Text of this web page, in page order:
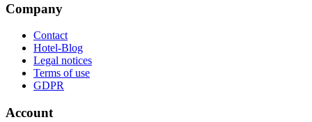
Company
Contact
Hotel-Blog
Legal notices
Terms of use
GDPR
Account